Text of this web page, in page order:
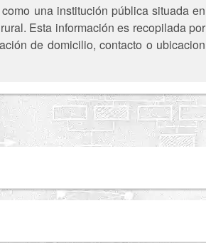
una institución pública situada en
Esta información es recopilada por
de domicilio, contacto o ubicacion